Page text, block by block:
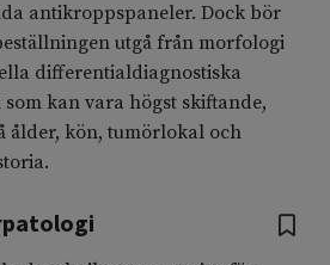
antikroppspaneler. Dock bör
utgå från morfologi
differentialdiagnostiska
kan vara högst skiftande,
ålder, kön, tumörlokal och